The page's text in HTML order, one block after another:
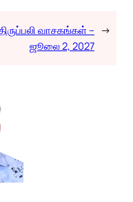
வாசகங்கள் –
ஜூலை 2, 2027
→